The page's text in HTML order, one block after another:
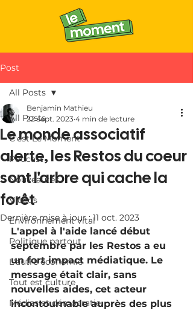
Post
All Posts
C'est Le Moment
Podcast
Nouveautés
Vidéos
Environnement vital
Politique partout
L'autre économie
Tout est culture
Médias et démocratie
All Posts
Le monde associatif
alerte, les Restos du coeur
sont l'arbre qui cache la
forêt
Benjamin Mathieu
22 sept. 2023 4 min de lecture
Dernière mise à jour :11 oct. 2023
L'appel à l'aide lancé début
septembre par les Restos a eu
un fort impact médiatique. Le
message était clair, sans
nouvelles aides, cet acteur
incontournable auprès des plus